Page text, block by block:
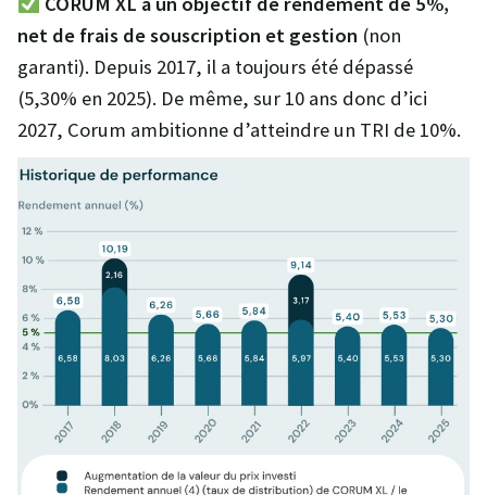
net de frais de souscription et gestion (non
garanti). Depuis 2017, il a toujours été dépassé
(5,30% en 2025). De même, sur 10 ans donc d’ici
2027, Corum ambitionne d’atteindre un TRI de 10%.